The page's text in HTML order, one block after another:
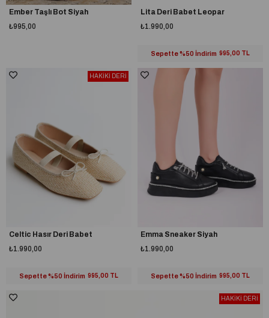
Ember Taşlı Bot Siyah
₺995,00
Lita Deri Babet Leopar
₺1.990,00
Sepette %50 İndirim 995,00 TL
Celtic Hasır Deri Babet
₺1.990,00
Sepette %50 İndirim 995,00 TL
HAKİKİ DERİ
Emma Sneaker Siyah
₺1.990,00
Sepette %50 İndirim 995,00 TL
HAKİKİ DERİ